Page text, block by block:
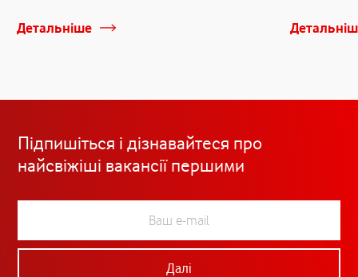
Детальніше
Підпишіться і дізнавайтеся про
найсвіжіші вакансії першими
Далі